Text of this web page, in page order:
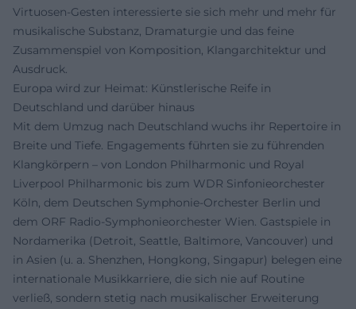
Virtuosen-Gesten interessierte sie sich mehr und mehr für
musikalische Substanz, Dramaturgie und das feine
Zusammenspiel von Komposition, Klangarchitektur und
Ausdruck.
Europa wird zur Heimat: Künstlerische Reife in
Deutschland und darüber hinaus
Mit dem Umzug nach Deutschland wuchs ihr Repertoire in
Breite und Tiefe. Engagements führten sie zu führenden
Klangkörpern – von London Philharmonic und Royal
Liverpool Philharmonic bis zum WDR Sinfonieorchester
Köln, dem Deutschen Symphonie-Orchester Berlin und
dem ORF Radio-Symphonieorchester Wien. Gastspiele in
Nordamerika (Detroit, Seattle, Baltimore, Vancouver) und
in Asien (u. a. Shenzhen, Hongkong, Singapur) belegen eine
internationale Musikkarriere, die sich nie auf Routine
verließ, sondern stetig nach musikalischer Erweiterung